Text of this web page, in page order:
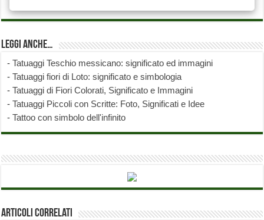
Leggi anche…
-Tatuaggi Teschio messicano: significato ed immagini
-Tatuaggi fiori di Loto: significato e simbologia
-Tatuaggi di Fiori Colorati, Significato e Immagini
-Tatuaggi Piccoli con Scritte: Foto, Significati e Idee
-Tattoo con simbolo dell'infinito
Articoli correlati